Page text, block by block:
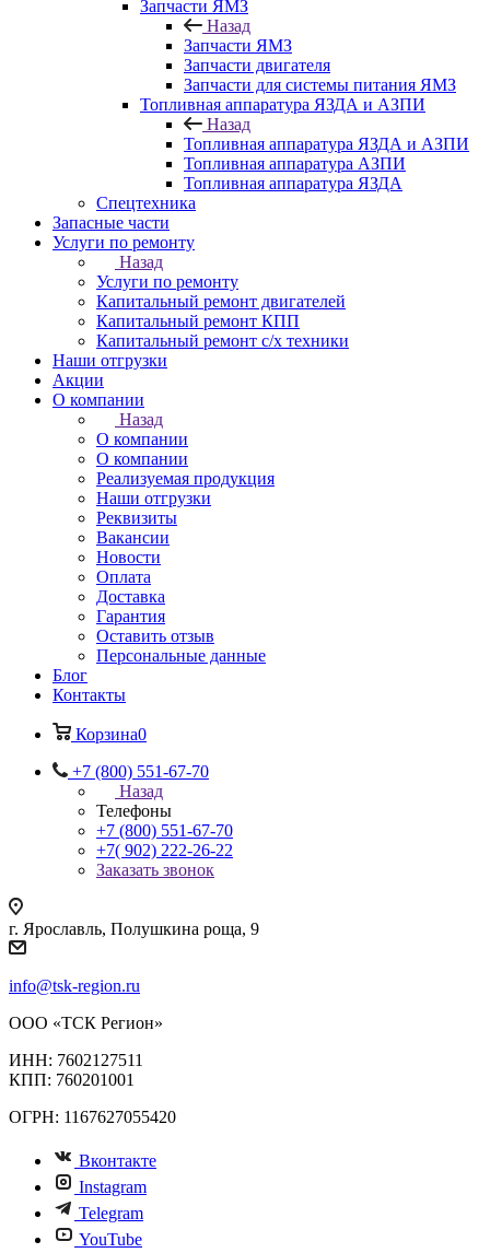
Запчасти ЯМЗ
Назад
Запчасти ЯМЗ
Запчасти двигателя
Запчасти для системы питания ЯМЗ
Топливная аппаратура ЯЗДА и АЗПИ
Назад
Топливная аппаратура ЯЗДА и АЗПИ
Топливная аппаратура АЗПИ
Топливная аппаратура ЯЗДА
Спецтехника
Запасные части
Услуги по ремонту
Назад
Услуги по ремонту
Капитальный ремонт двигателей
Капитальный ремонт КПП
Капитальный ремонт с/х техники
Наши отгрузки
Акции
О компании
Назад
О компании
О компании
Реализуемая продукция
Наши отгрузки
Реквизиты
Вакансии
Новости
Оплата
Доставка
Гарантия
Оставить отзыв
Персональные данные
Блог
Контакты
Корзина0
+7 (800) 551-67-70
Назад
Телефоны
+7 (800) 551-67-70
+7( 902) 222-26-22
Заказать звонок
г. Ярославль, Полушкина роща, 9
info@tsk-region.ru
ООО «ТСК Регион»
ИНН: 7602127511
КПП: 760201001
ОГРН: 1167627055420
Вконтакте
Instagram
Telegram
YouTube